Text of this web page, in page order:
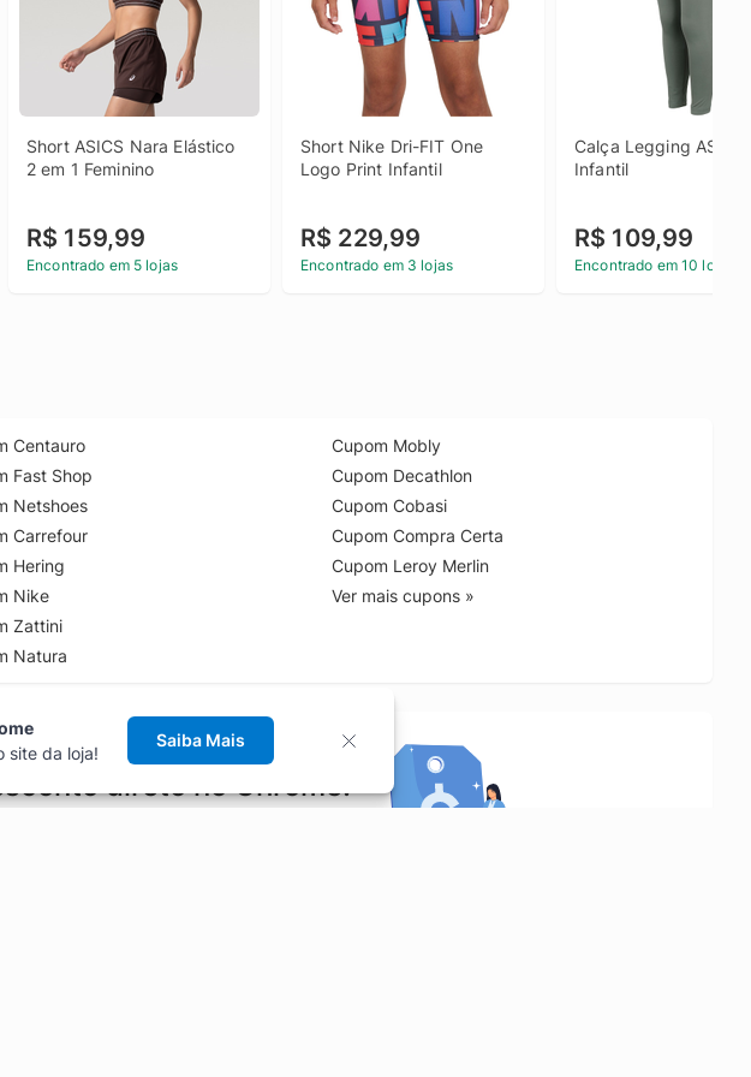
Short ASICS Nara Elástico
2 em 1 Feminino
R$ 159,99
Encontrado em 5 lojas
Short Nike Dri-FIT One
Logo Print Infantil
R$ 229,99
Encontrado em 3 lojas
Calça Legging ASICS
Infantil
R$ 109,99
Encontrado em 10 lojas
Centauro
Fast Shop
Netshoes
Carrefour
Hering
Nike
Zattini
Natura
Cupom Mobly
Cupom Decathlon
Cupom Cobasi
Cupom Compra Certa
Cupom Leroy Merlin
Ver mais cupons »
direto no Chrome!
site da loja!
Saiba Mais